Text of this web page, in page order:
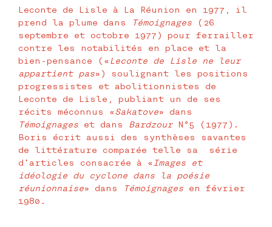
Leconte de Lisle à La Réunion en 1977, il
prend la plume dans
Témoignages (26
septembre et octobre 1977) pour ferrailler
contre les notabilités en place et la
bien-pensance («Leconte de Lisle ne leur
appartient pas») soulignant les positions
progressistes et abolitionnistes de
Leconte de Lisle, publiant un de ses
récits méconnus «Sakatove» dans
Témoignages et dans Bardzour N°5 (1977).
Boris écrit aussi des synthèses savantes
de littérature comparée telle sa série
d’articles consacrée à «Images et
idéologie du cyclone dans la poésie
réunionnaise» dans Témoignages en février
1980.